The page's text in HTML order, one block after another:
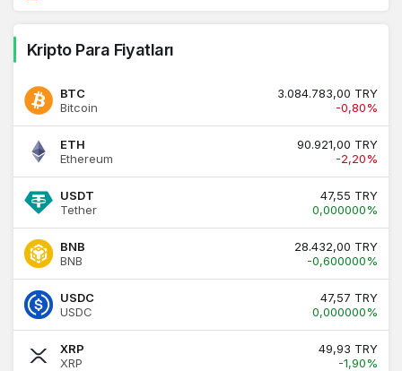
Kripto Para Fiyatları
BTC
Bitcoin
3.084.783,00 TRY
-0,80%
ETH
Ethereum
90.921,00 TRY
-2,20%
USDT
Tether
47,55 TRY
0,000000%
BNB
BNB
28.432,00 TRY
-0,600000%
USDC
USDC
47,57 TRY
0,000000%
XRP
XRP
49,93 TRY
-1,90%